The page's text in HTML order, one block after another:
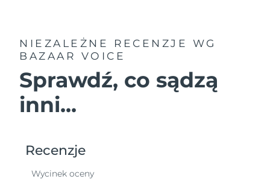
NIEZALEŻNE RECENZJE
WG
BAZAAR VOICE
Sprawdź, co sądzą
inni...